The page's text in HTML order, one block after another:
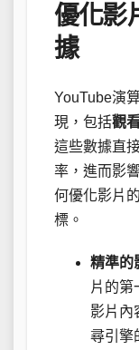
優化影
據
YouTube演
現，包括觀
這些數據直
率，進而影
何優化影片
標。
精準的
片的第
影片內
尋引擎